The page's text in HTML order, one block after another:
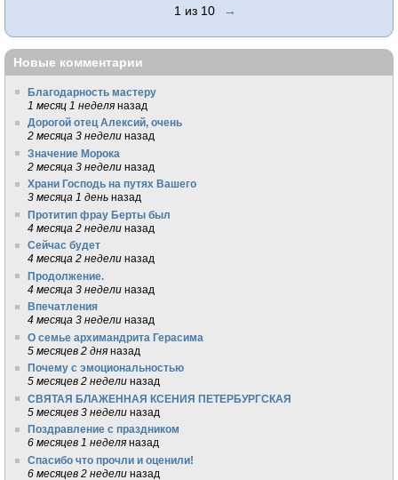
1 из 10 →
Новые комментарии
Благодарность мастеру
1 месяц 1 неделя назад
Дорогой отец Алексий, очень
2 месяца 3 недели назад
Значение Морока
2 месяца 3 недели назад
Храни Господь на путях Вашего
3 месяца 1 день назад
Протитип фрау Берты был
4 месяца 2 недели назад
Сейчас будет
4 месяца 2 недели назад
Продолжение.
4 месяца 3 недели назад
Впечатления
4 месяца 3 недели назад
О семье архимандрита Герасима
5 месяцев 2 дня назад
Почему с эмоциональностью
5 месяцев 2 недели назад
СВЯТАЯ БЛАЖЕННАЯ КСЕНИЯ ПЕТЕРБУРГСКАЯ
5 месяцев 3 недели назад
Поздравление с праздником
6 месяцев 1 неделя назад
Спасибо что прочли и оценили!
6 месяцев 2 недели назад